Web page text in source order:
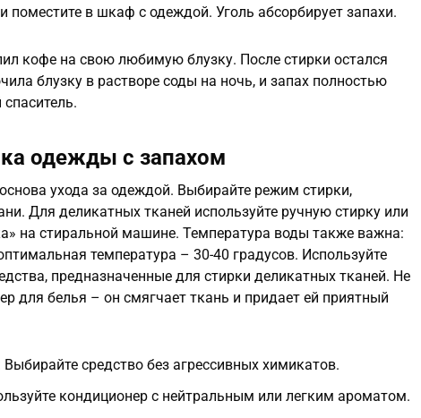
поместите в шкаф с одеждой. Уголь абсорбирует запахи.
кофе на свою любимую блузку. После стирки остался
блузку в растворе соды на ночь, и запах полностью
одежды с запахом
ухода за одеждой. Выбирайте режим стирки,
Для деликатных тканей используйте ручную стирку или
на стиральной машине. Температура воды также важна:
температура – 30-40 градусов. Используйте
предназначенные для стирки деликатных тканей. Не
для белья – он смягчает ткань и придает ей приятный
средство без агрессивных химикатов.
кондиционер с нейтральным или легким ароматом.